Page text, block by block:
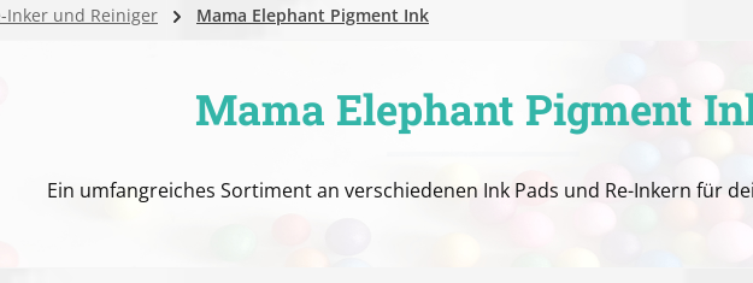
Inker und Reiniger Mama Elephant Pigment Ink
Mama Elephant Pigment
Ein umfangreiches Sortiment an verschiedenen Ink Pads und Re-Inkern für